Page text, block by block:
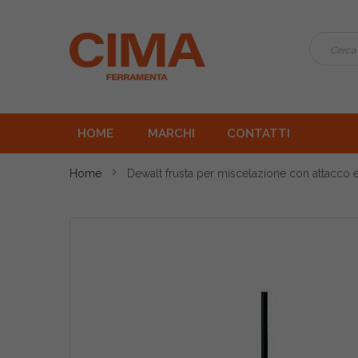
HOME MARCHI CONTATTI
Home Dewalt frusta per miscelazione con attacco